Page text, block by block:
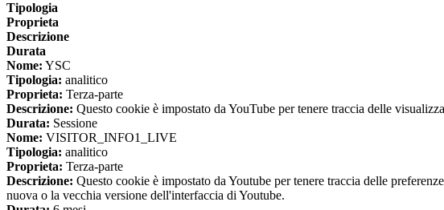
Tipologia
Proprieta
Descrizione
Durata
Nome: YSC
Tipologia: analitico
Proprieta: Terza-parte
Descrizione: Questo cookie è impostato da YouTube per tenere traccia delle
Durata: Sessione
Nome: VISITOR_INFO1_LIVE
Tipologia: analitico
Proprieta: Terza-parte
Descrizione: Questo cookie è impostato da Youtube per tenere traccia delle
nuova o la vecchia versione dell'interfaccia di Youtube.